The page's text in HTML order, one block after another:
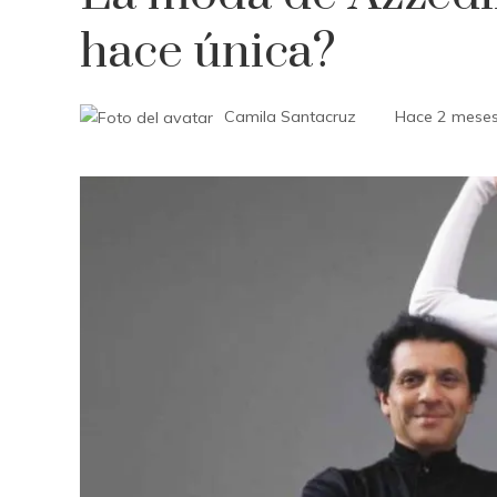
hace única?
Camila Santacruz Hace 2